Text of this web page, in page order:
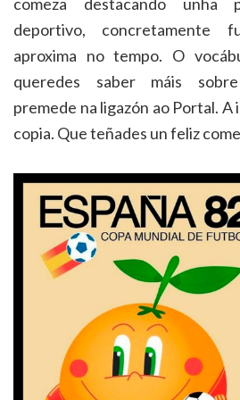
deportivo, concretamente
aproxima no tempo. O
queredes saber máis
premede na ligazón ao Portal.
copia. Que teñades un feliz